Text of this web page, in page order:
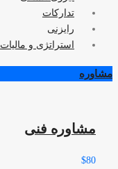
تدارکات
رایزنی
استراتژی و مالیات
مشاوره
مشاوره فنی
$80